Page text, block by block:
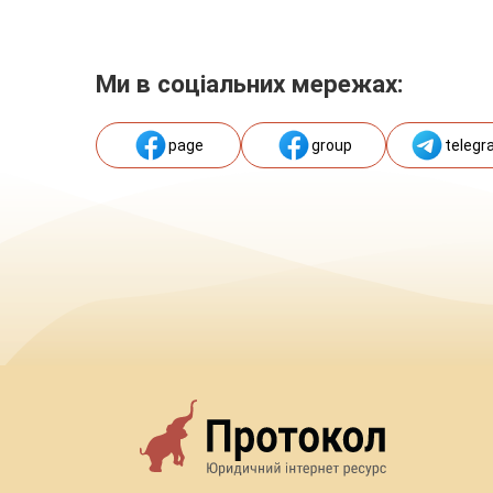
Ми в соціальних мережах:
page group